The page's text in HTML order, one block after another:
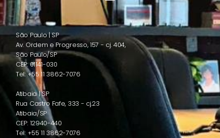
São Paulo | SP
Av. Ordem e Progresso, 157 - cj. 404,
São Paulo/SP
CEP: 01141-030
Tel: +55 11 3862-7076
Atibaia | SP
Rua Castro Fafe, 333 - cj.23
Atibaia/SP
CEP: 12940-440
Tel: +55 11 3862-7076